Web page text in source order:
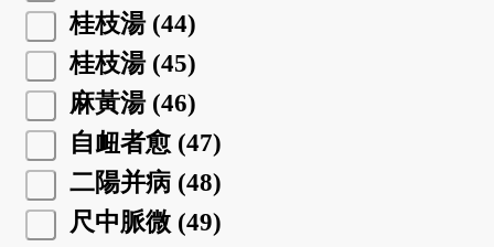
桂枝湯 (44)
桂枝湯 (45)
麻黃湯 (46)
自衄者愈 (47)
二陽并病 (48)
尺中脈微 (49)